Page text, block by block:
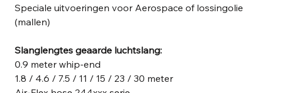
Speciale uitvoeringen voor Aerospace of lossingolie
(mallen)
Slanglengtes geaarde luchtslang:
0.9 meter whip-end
1.8 / 4.6 / 7.5 / 11 / 15 / 23 / 30 meter